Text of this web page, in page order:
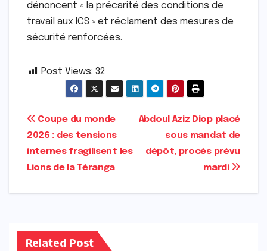
dénoncent « la précarité des conditions de
travail aux ICS » et réclament des mesures de
sécurité renforcées.
Post Views: 32
Navigation
de
l’article
Abdoul Aziz Diop placé
sous mandat de
dépôt, procès prévu
mardi
Coupe du monde
2026 : des tensions
internes fragilisent les
Lions de la Téranga
Related Post